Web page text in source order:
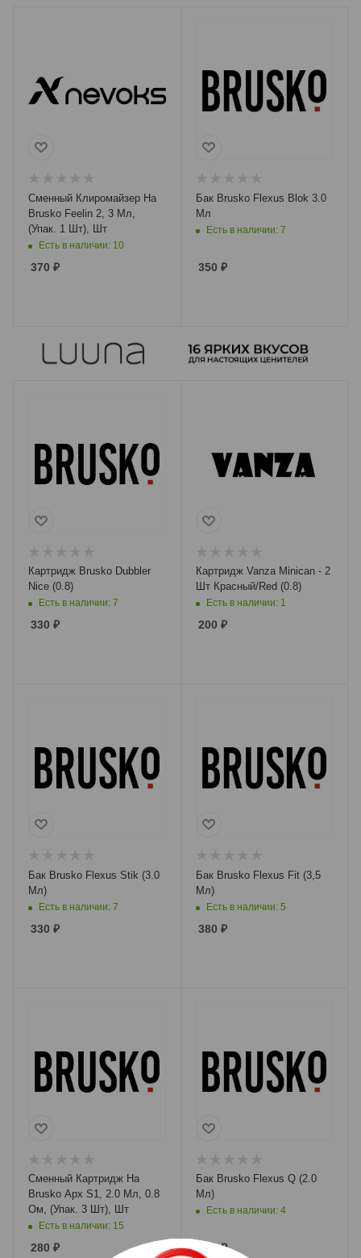
Сменный Клиромайзер На
Brusko Feelin 2, 3 Мл,
(Упак. 1 Шт), Шт
Есть в наличии: 10
370 ₽
Бак Brusko Flexus Blok 3.0
Мл
Есть в наличии: 7
350 ₽
Картридж Brusko Dubbler
Nice (0.8)
Есть в наличии: 7
330 ₽
Картридж Vanza Minican - 2
Шт Красный/Red (0.8)
Есть в наличии: 1
200 ₽
Бак Brusko Flexus Stik (3.0
Мл)
Есть в наличии: 7
330 ₽
Бак Brusko Flexus Fit (3,5
Мл)
Есть в наличии: 5
380 ₽
Сменный Картридж На
Brusko Apx S1, 2.0 Мл, 0.8
Ом, (Упак. 3 Шт), Шт
Есть в наличии: 15
280 ₽
Бак Brusko Flexus Q (2.0
Мл)
Есть в наличии: 4
240₽